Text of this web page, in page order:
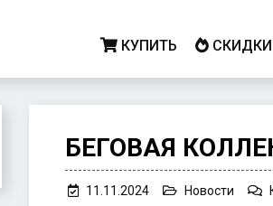
КУПИТЬ СКИДКИ
БЕГОВАЯ
11.11.2024 Новости